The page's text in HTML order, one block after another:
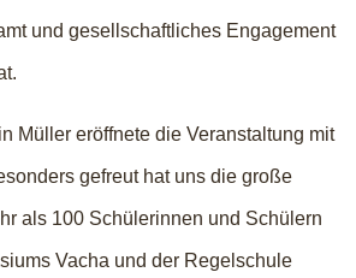
und gesellschaftliches Engagement
Müller eröffnete die Veranstaltung mit
gefreut hat uns die große
als 100 Schülerinnen und Schülern
Vacha und der Regelschule